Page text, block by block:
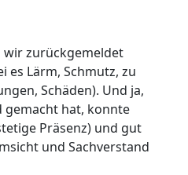
wir zurückgemeldet
es Lärm, Schmutz, zu
Schäden). Und ja,
gemacht hat, konnte
Präsenz) und gut
und Sachverstand